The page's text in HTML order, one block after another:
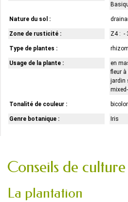
Nature du sol :
Zone de rusticité : Z4 : -
Type de plantes :
Usage de la plante :
en
fleur à
jardin
Tonalité de couleur :
Genre botanique : Iris
Conseils de
La plantation